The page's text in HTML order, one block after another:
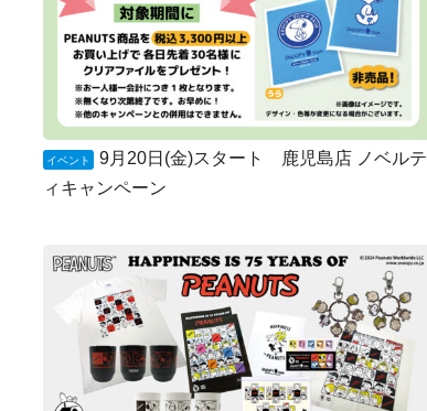
イベント
9月20日(金)スタート 鹿児島店 ノベルテ
ィキャンペーン